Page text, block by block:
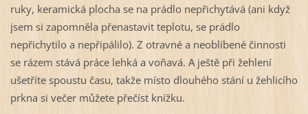
ruky, keramická plocha se na prádlo nepřichytává (ani když
jsem si zapomněla přenastavit teplotu, se prádlo
nepřichytilo a nepřipálilo). Z otravné a neoblíbené činnosti
se rázem stává práce lehká a voňavá. A ještě při žehlení
ušetříte spoustu času, takže místo dlouhého stání u žehlicího
prkna si večer můžete přečíst knížku.